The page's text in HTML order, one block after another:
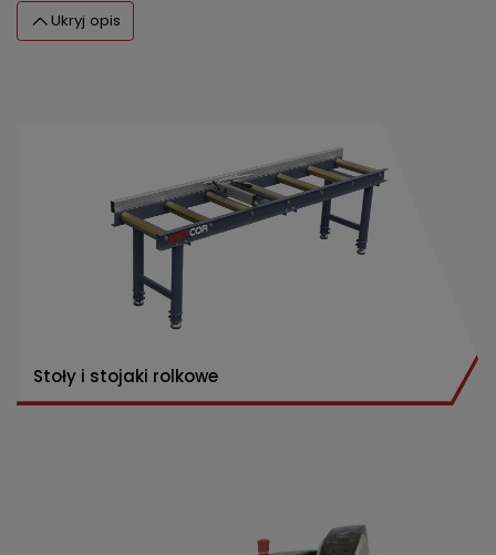
Ukryj opis
Stoły i stojaki rolkowe